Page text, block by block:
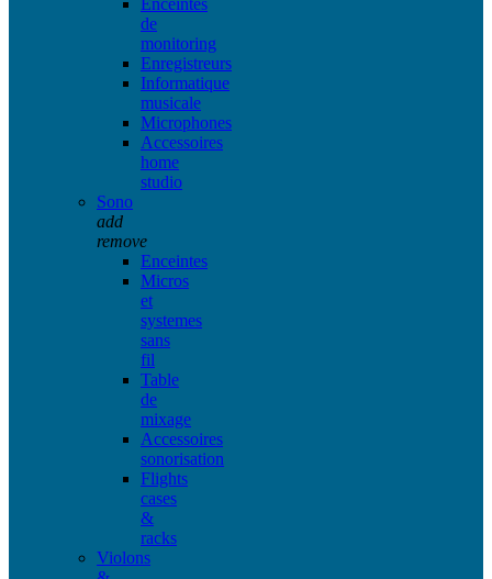
de
monitoring
Enregistreurs
Informatique
musicale
Microphones
Accessoires
home
studio
Sono
add
remove
Enceintes
Micros
et
systemes
sans
fil
Table
de
mixage
Accessoires
sonorisation
Flights
cases
&
racks
Violons